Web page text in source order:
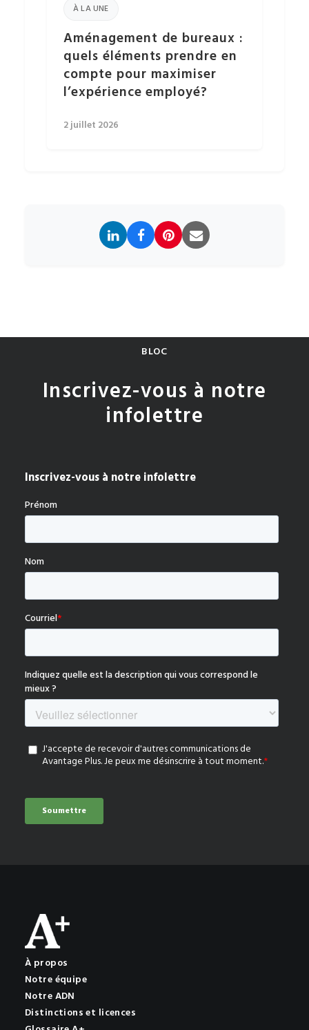
À LA UNE
Aménagement de bureaux :
quels éléments prendre en
compte pour maximiser
l’expérience employé?
2 juillet 2026
BLOC
Inscrivez-vous à notre
infolettre
À propos
Notre équipe
Notre ADN
Distinctions et licences